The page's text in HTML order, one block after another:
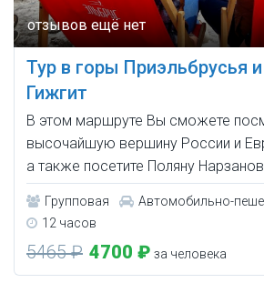
Тур в горы Приэльбрусья
Гижгит
В этом маршруте Вы сможете
высочайшую вершину России и
а также посетите Поляну
Групповая
Автомобильно-
12 часов
5465 ₽ 4700 ₽ за человека